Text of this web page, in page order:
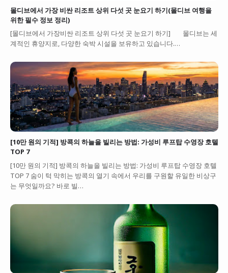
몰디브에서 가장 비싼 리조트 상위 다섯 곳 눈요기 하기(몰디브 여행을
위한 필수 정보 정리)
[몰디브에서 가장비싼 리조트 상위 다섯 곳 눈요기 하기] 몰디브는 세
계적인 휴양지로, 다양한 숙박 시설을 보유하고 있습니다.…
[10만 원의 기적] 방콕의 하늘을 빌리는 방법: 가성비 루프탑 수영장 호텔
TOP 7
[10만 원의 기적] 방콕의 하늘을 빌리는 방법: 가성비 루프탑 수영장 호텔
TOP 7 숨이 턱 막히는 방콕의 열기 속에서 우리를 구원할 유일한 비상구
는 무엇일까요? 바로 빌…